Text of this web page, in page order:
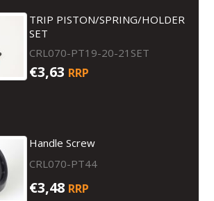
TRIP PISTON/SPRING/HOLDER
SET
CRL070-PT19-20-21SET
€3,63 RRP
Handle Screw
CRL070-PT44
€3,48 RRP